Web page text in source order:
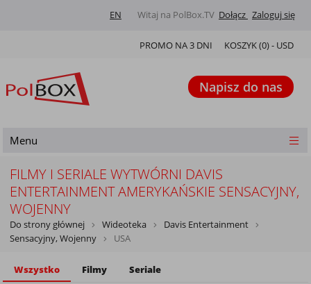
Witaj na PolBox.TV Dołącz Zaloguj się
EN
KOSZYK (0) - USD
PROMO NA 3 DNI
Napisz do nas
Menu
FILMY I SERIALE WYTWÓRNI DAVIS
ENTERTAINMENT AMERYKAŃSKIE SENSACYJNY,
WOJENNY
Do strony głównej Wideoteka
Davis Entertainment
Sensacyjny, Wojenny
USA
Wszystko Filmy Seriale